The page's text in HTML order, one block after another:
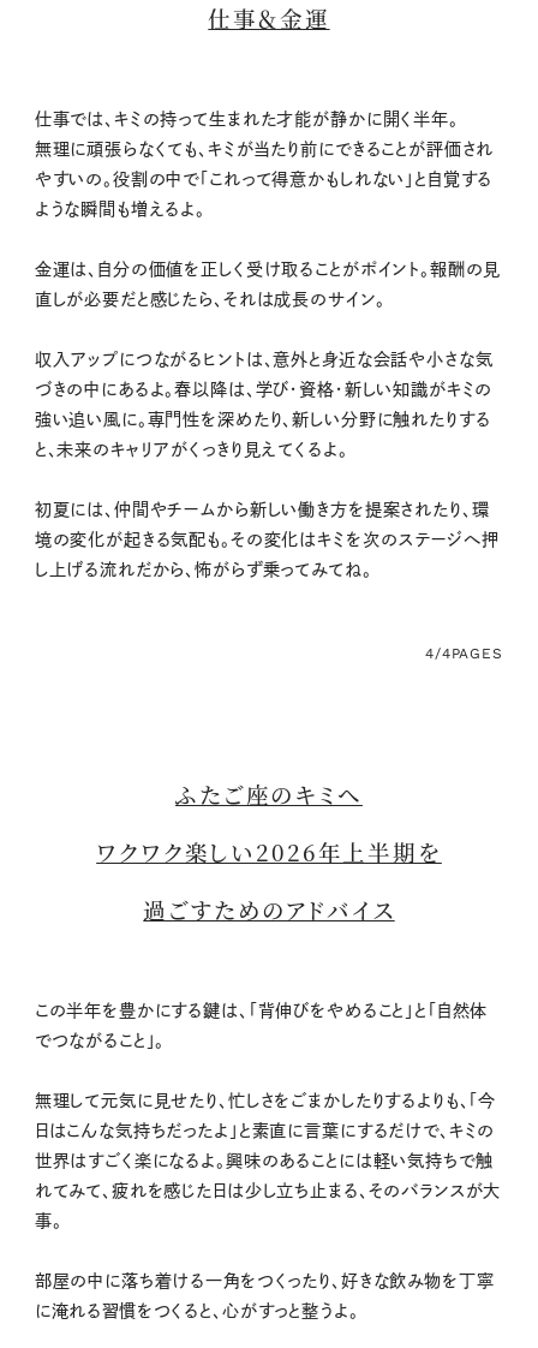
仕事＆金運
仕事では、キミの持って生まれた才能が静かに開く半年。
無理に頑張らなくても、キミが当たり前にできることが評価され
やすいの。役割の中で「これって得意かもしれない」と自覚する
ような瞬間も増えるよ。
金運は、自分の価値を正しく受け取ることがポイント。報酬の見
直しが必要だと感じたら、それは成長のサイン。
収入アップにつながるヒントは、意外と身近な会話や小さな気
づきの中にあるよ。春以降は、学び・資格・新しい知識がキミの
強い追い風に。専門性を深めたり、新しい分野に触れたりする
と、未来のキャリアがくっきり見えてくるよ。
初夏には、仲間やチームから新しい働き方を提案されたり、環
境の変化が起きる気配も。その変化はキミを次のステージへ押
し上げる流れだから、怖がらず乗ってみてね。
4/4PAGES
ふたご座のキミへ
ワクワク楽しい2026年上半期を
過ごすためのアドバイス
この半年を豊かにする鍵は、「背伸びをやめること」と「自然体
でつながること」。
無理して元気に見せたり、忙しさをごまかしたりするよりも、「今
日はこんな気持ちだったよ」と素直に言葉にするだけで、キミの
世界はすごく楽になるよ。興味のあることには軽い気持ちで触
れてみて、疲れを感じた日は少し立ち止まる、そのバランスが大
事。
部屋の中に落ち着ける一角をつくったり、好きな飲み物を丁寧
に淹れる習慣をつくると、心がすっと整うよ。